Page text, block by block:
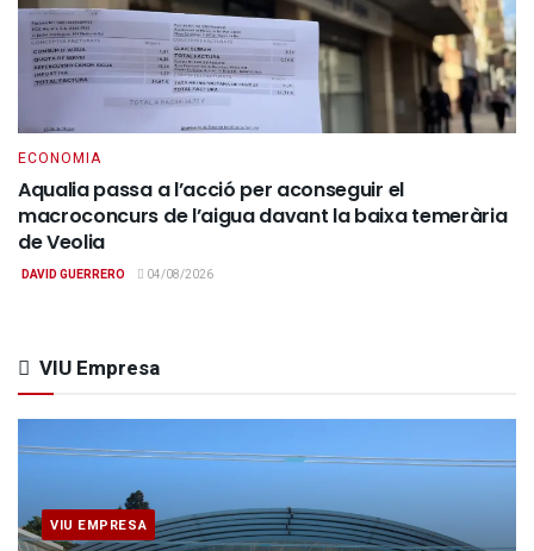
ECONOMIA
Aqualia passa a l’acció per aconseguir el
macroconcurs de l’aigua davant la baixa temerària
de Veolia
DAVID GUERRERO 04/08/2026
VIU Empresa
VIU EMPRESA